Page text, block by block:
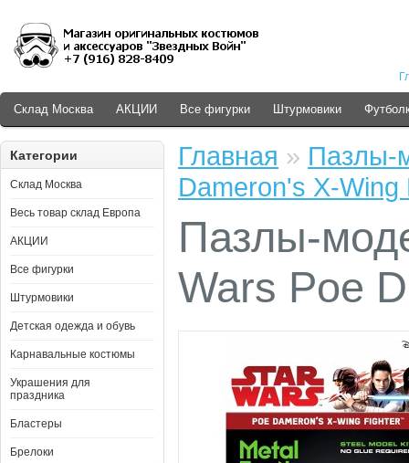
Склад Москва АКЦИИ Все фигурки Штурмовики
Категории
Склад Москва
Весь товар склад Европа
АКЦИИ
Все фигурки
Штурмовики
Детская одежда и обувь
Карнавальные костюмы
Украшения для
праздника
Бластеры
Брелоки
Главная » Пазлы-
Dameron's X-Wing
Пазлы-
Wars Poe